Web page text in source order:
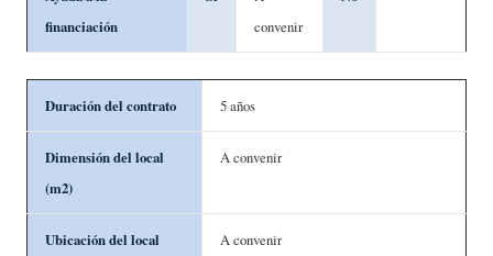
financiación
convenir
Duración del contrato 5 años
Dimensión del local
(m2)
A convenir
Ubicación del local A convenir